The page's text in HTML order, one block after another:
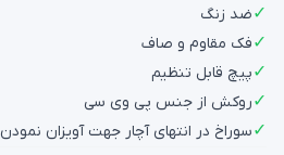
✓ضد زنگ
✓فک مقاوم و صاف
✓پیچ قابل تنظیم
✓روکش از جنس پی وی سی
✓سوراخ در انتهای آچار جهت آویزان نمودن